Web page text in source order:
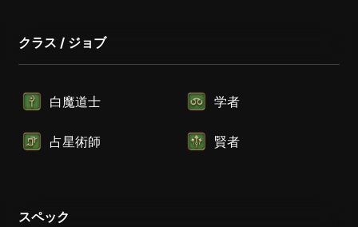
クラス / ジョブ
白魔道士 学者
占星術師 賢者
スペック